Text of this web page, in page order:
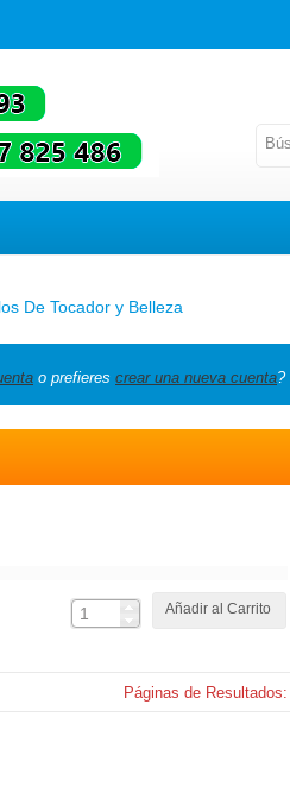
De Tocador y Belleza
o prefieres crear una nueva cuenta?
Añadir al Carrito
Páginas de Resultados: